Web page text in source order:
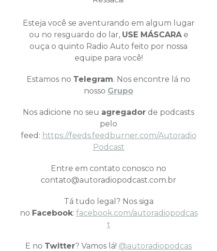
Esteja você se aventurando em algum lugar
ou no resguardo do lar, USE MÁSCARAe
ouça o quinto Radio Auto feito por nossa
equipe para você!
Estamos no Telegram. Nos encontre lá no
nosso Grupo
Nos adicione no seu agregador de podcasts
pelo
feed: https://feeds.feedburner.com/Autoradio
Podcast
Entre em contato conosco no
contato@autoradiopodcast.com.br
Tá tudo legal? Nos siga
no Facebook: facebook.com/autoradiopodcas
t
E no Twitter? Vamos lá! @autoradiopodcas